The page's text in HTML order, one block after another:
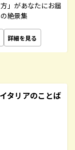
」があなたにお届
絶景集
詳細を見る
タリアのことば